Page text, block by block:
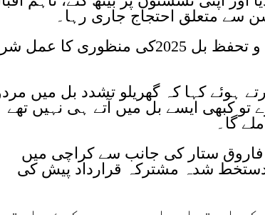
سے متعلق احتجاج جاری رہا۔
اسی دوران ایوان میں گھریلو تشدد روک تھام و تحفظ بل 2025کی منظوری کا
ہوئے کہا کہ گھریلو تشدد بل میں
تو کبھی ایسے بل میں آتے ہی نہیں تھے
گا۔
فاروق ستار کی جانب سے کراچی میں
شدہ مشترکہ قرارداد پیش کی